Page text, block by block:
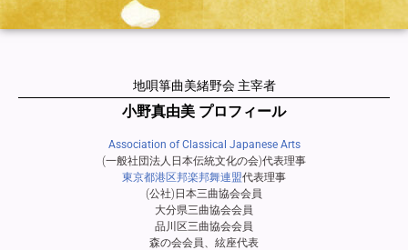
地唄箏曲美緒野会 主宰者
小野真由美 プロフィール
Association of Classical Japanese Arts
(一般社団法人日本伝統文化の会)代表理事
東京都港区邦楽邦舞連盟代表理事
(公社)日本三曲協会会員
大分県三曲協会会員
品川区三曲協会会員
森の会会員、絃座代表